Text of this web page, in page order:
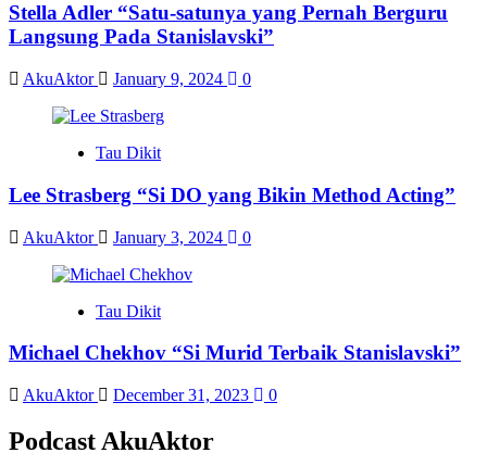
Stella Adler “Satu-satunya yang Pernah Berguru
Langsung Pada Stanislavski”
AkuAktor January 9, 2024 0
Tau Dikit
Lee Strasberg “Si DO yang Bikin Method Acting”
AkuAktor January 3, 2024 0
Tau Dikit
Michael Chekhov “Si Murid Terbaik Stanislavski”
AkuAktor December 31, 2023 0
Podcast AkuAktor